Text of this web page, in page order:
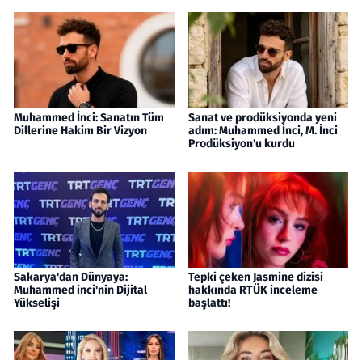
Muhammed İnci: Sanatın Tüm
Dillerine Hakim Bir Vizyon
Sanat ve prodüksiyonda yeni
adım: Muhammed İnci, M. İnci
Prodüksiyon'u kurdu
Sakarya'dan Dünyaya:
Muhammed inci'nin Dijital
Yükselişi
Tepki çeken Jasmine dizisi
hakkında RTÜK inceleme
başlattı!